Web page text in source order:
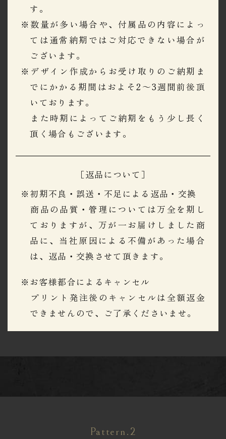
す。
※数量が多い場合や、付属品の内容によっ
ては通常納期ではご対応できない場合が
ございます。
※デザイン作成からお受け取りのご納期ま
でにかかる期間はおよそ2～3週間前後頂
いております。
​​​​​​​また時期によってご納期をもう少し長く
頂く場合もございます。
［返品について］
※初期不良・誤送・不足による返品・交換
​​​​​​​商品の品質・管理については万全を期し
ておりますが、万が一お届けしました商
品に、当社原因による不備があった場合
は、返品・交換させて頂きます。
※お客様都合によるキャンセル
​​​​​​​プリント発注後のキャンセルは全額返金
できませんので、ご了承くださいませ。
Pattern.2